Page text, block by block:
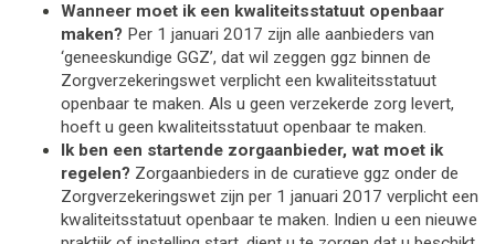
Wanneer moet ik een kwaliteitsstatuut openbaar
maken? Per 1 januari 2017 zijn alle aanbieders van
‘geneeskundige GGZ’, dat wil zeggen ggz binnen de
Zorgverzekeringswet verplicht een kwaliteitsstatuut
openbaar te maken. Als u geen verzekerde zorg levert,
hoeft u geen kwaliteitsstatuut openbaar te maken.
Ik ben een startende zorgaanbieder, wat moet ik
regelen? Zorgaanbieders in de curatieve ggz onder de
Zorgverzekeringswet zijn per 1 januari 2017 verplicht een
kwaliteitsstatuut openbaar te maken. Indien u een nieuwe